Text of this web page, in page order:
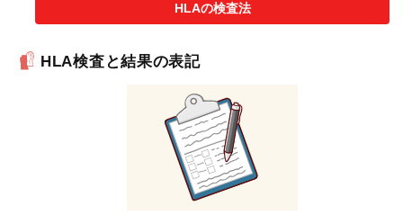
HLAの検査法
HLA検査と結果の表記